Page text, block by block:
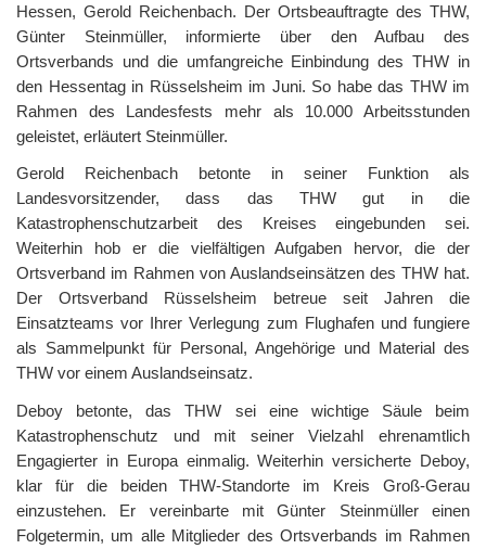
Hessen, Gerold Reichenbach. Der Ortsbeauftragte des THW,
Günter Steinmüller, informierte über den Aufbau des
Ortsverbands und die umfangreiche Einbindung des THW in
den Hessentag in Rüsselsheim im Juni. So habe das THW im
Rahmen des Landesfests mehr als 10.000 Arbeitsstunden
geleistet, erläutert Steinmüller.
Gerold Reichenbach betonte in seiner Funktion als
Landesvorsitzender, dass das THW gut in die
Katastrophenschutzarbeit des Kreises eingebunden sei.
Weiterhin hob er die vielfältigen Aufgaben hervor, die der
Ortsverband im Rahmen von Auslandseinsätzen des THW hat.
Der Ortsverband Rüsselsheim betreue seit Jahren die
Einsatzteams vor Ihrer Verlegung zum Flughafen und fungiere
als Sammelpunkt für Personal, Angehörige und Material des
THW vor einem Auslandseinsatz.
Deboy betonte, das THW sei eine wichtige Säule beim
Katastrophenschutz und mit seiner Vielzahl ehrenamtlich
Engagierter in Europa einmalig. Weiterhin versicherte Deboy,
klar für die beiden THW-Standorte im Kreis Groß-Gerau
einzustehen. Er vereinbarte mit Günter Steinmüller einen
Folgetermin, um alle Mitglieder des Ortsverbands im Rahmen